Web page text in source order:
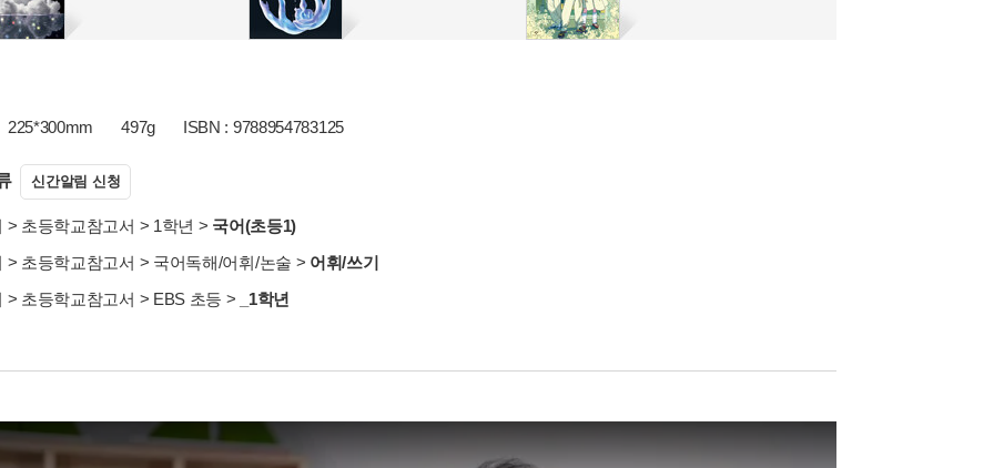
225*300mm 497g ISBN : 9788954783125
신간알림 신청
> 초등학교참고서 > 1학년 > 국어(초등1)
> 초등학교참고서 > 국어독해/어휘/논술 > 어휘/쓰기
> 초등학교참고서 > EBS 초등 > _1학년